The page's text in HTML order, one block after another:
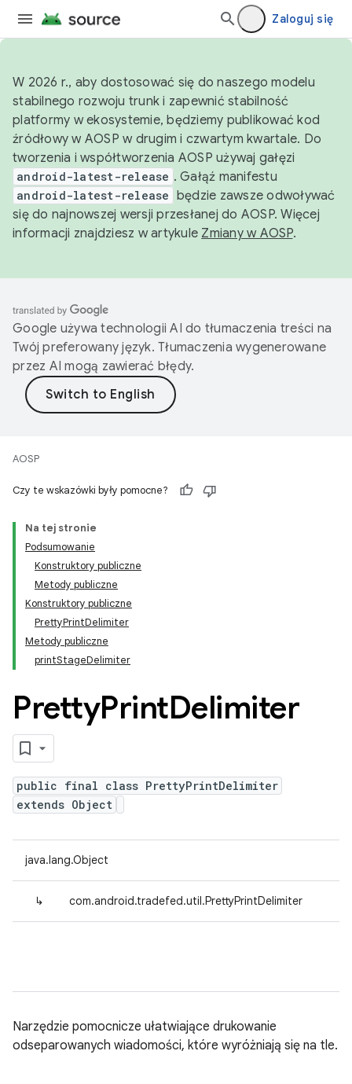
Zaloguj się
W 2026 r., aby dostosować się do naszego modelu
stabilnego rozwoju trunk i zapewnić stabilność
platformy w ekosystemie, będziemy publikować kod
źródłowy w AOSP w drugim i czwartym kwartale. Do
tworzenia i współtworzenia AOSP używaj gałęzi
android-latest-release . Gałąź manifestu
android-latest-release będzie zawsze odwoływać
się do najnowszej wersji przesłanej do AOSP. Więcej
informacji znajdziesz w artykule Zmiany w AOSP.
Google używa technologii AI do tłumaczenia treści na
Twój preferowany język. Tłumaczenia wygenerowane
przez AI mogą zawierać błędy.
AOSP
Czy te wskazówki były pomocne?
Na tej stronie
Podsumowanie
Konstruktory publiczne
Metody publiczne
Konstruktory publiczne
PrettyPrintDelimiter
Metody publiczne
printStageDelimiter
PrettyPrintDelimiter
public final class PrettyPrintDelimiter
extends Object
java.lang.Object
↳ com.android.tradefed.util.PrettyPrintDelimiter
Narzędzie pomocnicze ułatwiające drukowanie
odseparowanych wiadomości, które wyróżniają się na tle.